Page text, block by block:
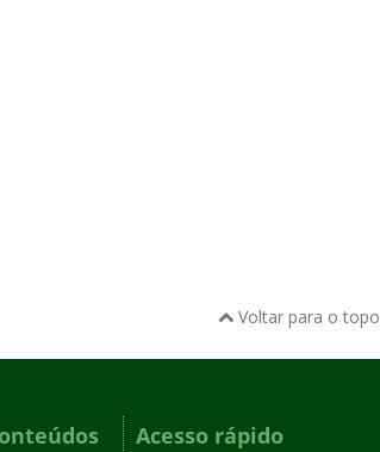
Voltar para o topo
Acesso rápido